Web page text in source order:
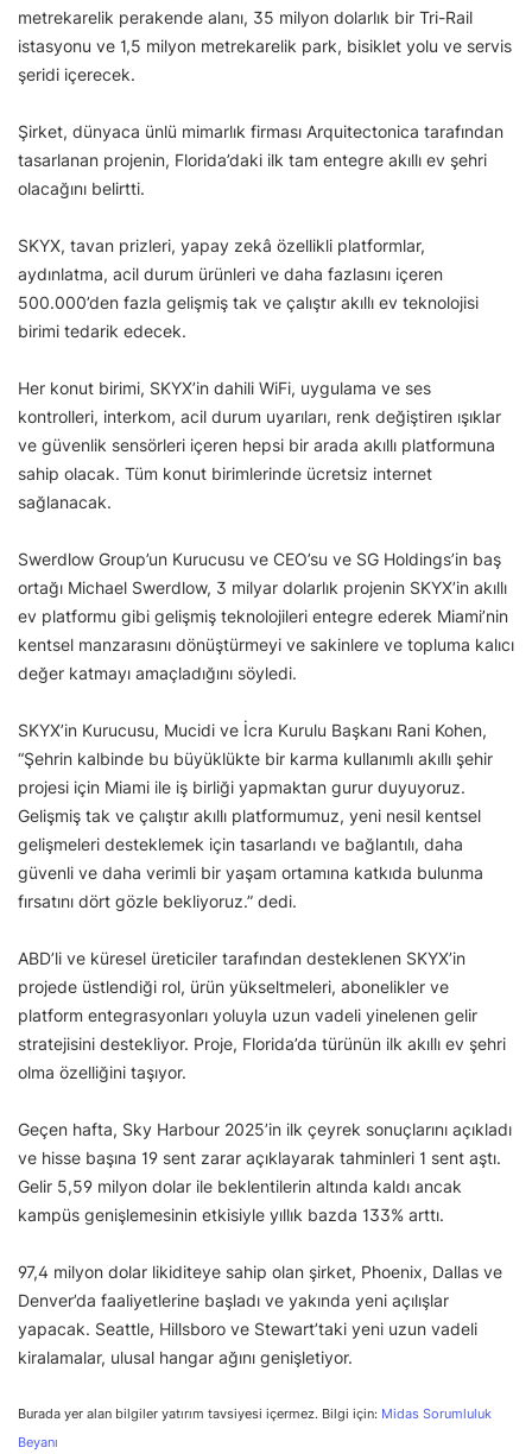
metrekarelik perakende alanı, 35 milyon dolarlık bir Tri-Rail
istasyonu ve 1,5 milyon metrekarelik park, bisiklet yolu ve servis
şeridi içerecek.
Şirket, dünyaca ünlü mimarlık firması Arquitectonica tarafından
tasarlanan projenin, Florida’daki ilk tam entegre akıllı ev şehri
olacağını belirtti.
SKYX, tavan prizleri, yapay zekâ özellikli platformlar,
aydınlatma, acil durum ürünleri ve daha fazlasını içeren
500.000’den fazla gelişmiş tak ve çalıştır akıllı ev teknolojisi
birimi tedarik edecek.
Her konut birimi, SKYX’in dahili WiFi, uygulama ve ses
kontrolleri, interkom, acil durum uyarıları, renk değiştiren ışıklar
ve güvenlik sensörleri içeren hepsi bir arada akıllı platformuna
sahip olacak. Tüm konut birimlerinde ücretsiz internet
sağlanacak.
Swerdlow Group’un Kurucusu ve CEO’su ve SG Holdings’in baş
ortağı Michael Swerdlow, 3 milyar dolarlık projenin SKYX’in akıllı
ev platformu gibi gelişmiş teknolojileri entegre ederek Miami’nin
kentsel manzarasını dönüştürmeyi ve sakinlere ve topluma kalıcı
değer katmayı amaçladığını söyledi.
SKYX’in Kurucusu, Mucidi ve İcra Kurulu Başkanı Rani Kohen,
“Şehrin kalbinde bu büyüklükte bir karma kullanımlı akıllı şehir
projesi için Miami ile iş birliği yapmaktan gurur duyuyoruz.
Gelişmiş tak ve çalıştır akıllı platformumuz, yeni nesil kentsel
gelişmeleri desteklemek için tasarlandı ve bağlantılı, daha
güvenli ve daha verimli bir yaşam ortamına katkıda bulunma
fırsatını dört gözle bekliyoruz.” dedi.
ABD’li ve küresel üreticiler tarafından desteklenen SKYX’in
projede üstlendiği rol, ürün yükseltmeleri, abonelikler ve
platform entegrasyonları yoluyla uzun vadeli yinelenen gelir
stratejisini destekliyor. Proje, Florida’da türünün ilk akıllı ev şehri
olma özelliğini taşıyor.
Geçen hafta, Sky Harbour 2025’in ilk çeyrek sonuçlarını açıkladı
ve hisse başına 19 sent zarar açıklayarak tahminleri 1 sent aştı.
Gelir 5,59 milyon dolar ile beklentilerin altında kaldı ancak
kampüs genişlemesinin etkisiyle yıllık bazda 133% arttı.
97,4 milyon dolar likiditeye sahip olan şirket, Phoenix, Dallas ve
Denver’da faaliyetlerine başladı ve yakında yeni açılışlar
yapacak. Seattle, Hillsboro ve Stewart’taki yeni uzun vadeli
kiralamalar, ulusal hangar ağını genişletiyor.
Burada yer alan bilgiler yatırım tavsiyesi içermez. Bilgi için: Midas Sorumluluk
Beyanı